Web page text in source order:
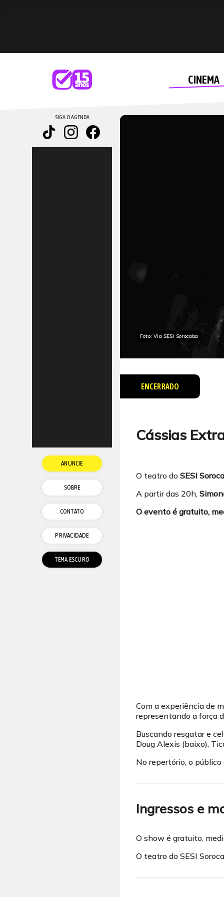
CINEMA
Foto: Via SESI Sorocaba
ENCERRADO
Cássias
O teatro do SESI
A partir das 20h,
O evento é gratuito,
Com a experiência de
representando a força
Buscando resgatar e
Doug Alexis (baixo),
No repertório, o
Ingressos e
O show é gratuito,
O teatro do SESI
SIGA O AGENDA
ANUNCIE
SOBRE
CONTATO
PRIVACIDADE